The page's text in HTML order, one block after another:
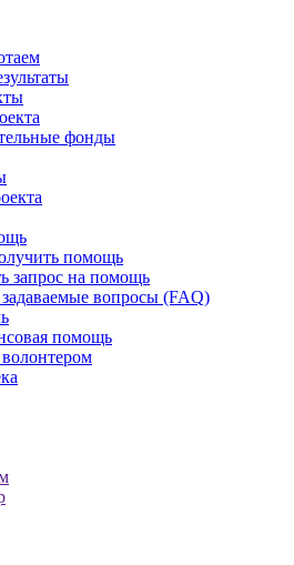
фонды
помощь
запрос на помощь
задаваемые вопросы (FAQ)
помощь